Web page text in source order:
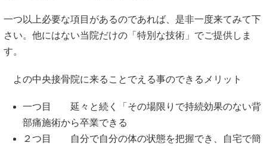
一つ以上必要な項目があるのであれば、是非一度来てみて下
さい。他にはない当院だけの「特別な技術」でご提供しま
す。
よの中央接骨院に来ることでえる事のできるメリット
一つ目 延々と続く「その場限りで持続効果のない背
部痛施術から卒業できる
２つ目 自分で自分の体の状態を把握でき、自宅で簡